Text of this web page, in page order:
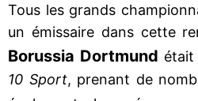
Tous les grands
un émissaire dans cette
Borussia Dortmund était
10 Sport, prenant de